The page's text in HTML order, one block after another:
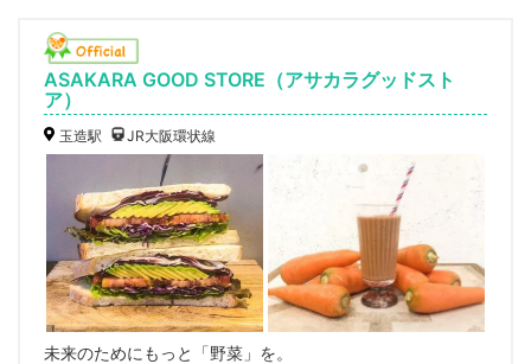
ASAKARA GOOD STORE（アサカラグッドスト
ア）
玉造駅 JR大阪環状線
未来のためにもっと「野菜」を。